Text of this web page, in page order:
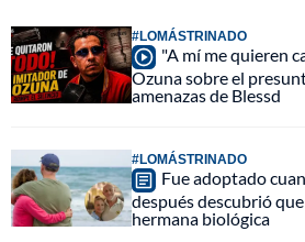
#LOMÁSTRINADO
"A mí me quieren
Ozuna sobre el
amenazas de Blessd
#LOMÁSTRINADO
Fue adoptado
después descubrió
hermana biológica